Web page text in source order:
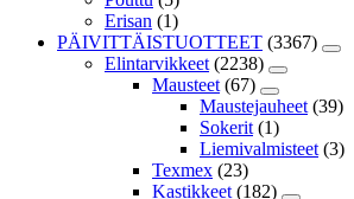
Erisan (1)
PÄIVITTÄISTUOTTEET (3367)
Elintarvikkeet (2238)
Mausteet (67)
Maustejauheet (39)
Sokerit (1)
Liemivalmisteet (3)
Texmex (23)
Kastikkeet (182)